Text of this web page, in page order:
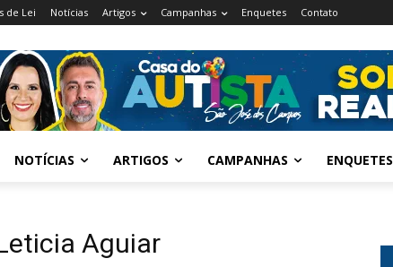
de Lei Notícias Artigos Campanhas Enquetes Contato
NOTÍCIAS ARTIGOS CAMPANHAS ENQUETES
Aguiar